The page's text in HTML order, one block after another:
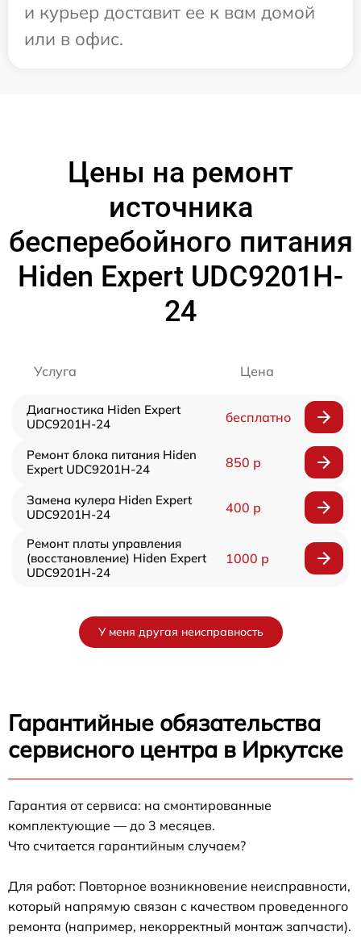
и курьер доставит ее к вам домой
или в офис.
Цены на ремонт
источника
бесперебойного питания
Hiden Expert UDC9201H-
24
Услуга Цена
Диагностика Hiden Expert
UDC9201H-24
бесплатно
Ремонт блока питания Hiden
Expert UDC9201H-24
850 р
Замена кулера Hiden Expert
UDC9201H-24
400 р
Ремонт платы управления
(восстановление) Hiden Expert
UDC9201H-24
1000 р
У меня другая неисправность
Гарантийные обязательства
сервисного центра в Иркутске
Гарантия от сервиса: на смонтированные
комплектующие — до 3 месяцев.
Что считается гарантийным случаем?
Для работ: Повторное возникновение неисправности,
который напрямую связан с качеством проведенного
ремонта (например, некорректный монтаж запчасти).